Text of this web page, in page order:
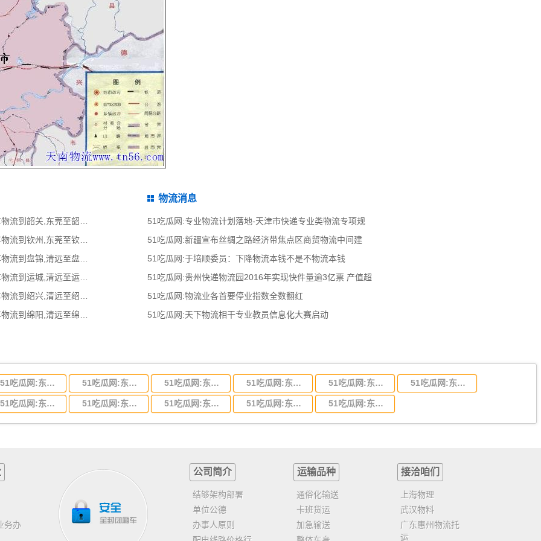
51吃瓜网:东莞到钦州物流公司,东莞整车物流到钦州,东莞至钦州物流专线 - 天南
51吃瓜网:清远到盘锦物流公司,清远整车物流到盘锦,清远至盘锦物流专线 - 天南
51吃瓜网:清远到运城物流公司,清远整车物流到运城,清远至运城物流专线 - 天南
物流消息
51吃瓜网:专业物流计划落地-天津市快递专业类物流专项规
51吃瓜网:新疆宣布丝绸之路经济带焦点区商贸物流中间建
51吃瓜网:于培顺委员：下降物流本钱不是不物流本钱
51吃瓜网:贵州快递物流园2016年实现快件量逾3亿票 产值超
51吃瓜网:物流业各首要停业指数全数翻红
51吃瓜网:天下物流相干专业教员信息化大赛启动
51吃瓜网:东莞到河北省物流专线,东莞到河北省物流公司 51吃瓜网:东莞到吉林省物流运输,东莞到吉林省物流公司 51吃瓜网:东莞到甘肃省物流运输,东莞到甘肃省物流公司 51吃瓜网:东莞到陕西省物流运输,东莞到陕西省物流公司 51吃瓜网:东莞到贵州省物流运输,东莞到贵州省物流公司 51吃瓜网:东莞到四川省物流专线,东莞到四川省物流公司
51吃瓜网:东莞到山东省物流专线,东莞到山东省物流公司 51吃瓜网:东莞到江苏物流专线运输,东莞到江苏省物流公司 51吃瓜网:东莞到浙江省物流运输,东莞到浙江省物流公司 51吃瓜网:东莞到福建省物流运输,东莞到福建省物流公司 51吃瓜网:东莞到广西物流专线,东莞到广西物流公司
务办
公司简介
结够架构部署
单位公德
办事人原则
运输品种
通俗化输送
卡班货运
加急输送
接洽咱们
上海物理
武汉物料
广东惠州物流托
运